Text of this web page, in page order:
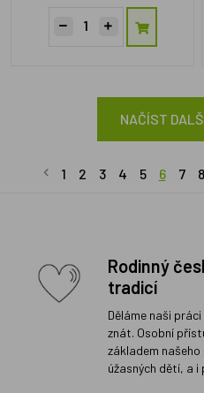
NAČÍST
1 2 3 4 5 6 7 8
Rodinný
tradicí
Děláme naši
znát. Osobní
základem
úžasných dětí, a